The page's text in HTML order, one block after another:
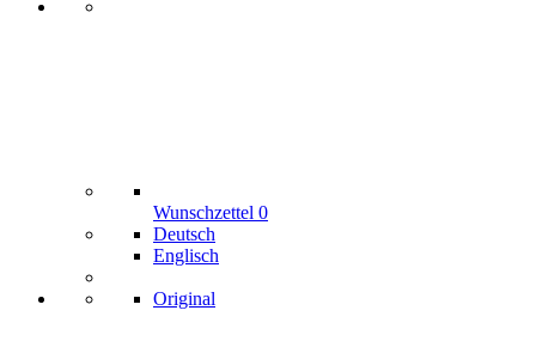
Wunschzettel 0
Deutsch
Englisch
Original